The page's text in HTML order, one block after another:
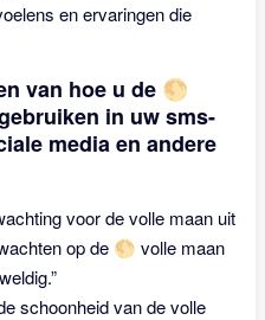
en ervaringen die
van hoe u de 🌕
in uw sms-
media en andere
voor de volle maan uit
op de 🌕 volle maan
schoonheid van de volle